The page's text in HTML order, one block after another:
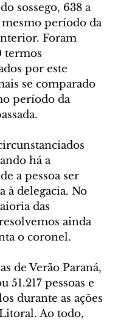
sossego, 638 a
período da
Foram
termos
por este
se comparado
período da
há a
a pessoa ser
à delegacia. No
das
ainda
o coronel.
de Verão Paraná,
51.217 pessoas e
durante as ações
Ao todo,